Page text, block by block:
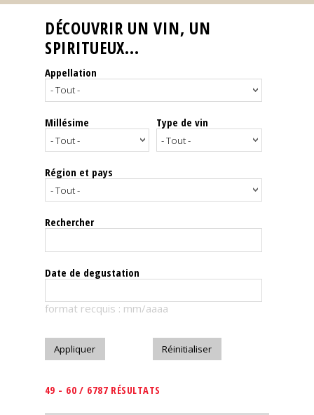
Reportages
Nos
Spiritueux
Notes
dégustation
Le
magazine
Télécharger
DÉCOUVRIR UN VIN, UN
SPIRITUEUX...
Appellation
Millésime Type de vin
Région et pays
Rechercher
Date de degustation
format recquis : mm/aaaa
49 - 60 / 6787 RÉSULTATS